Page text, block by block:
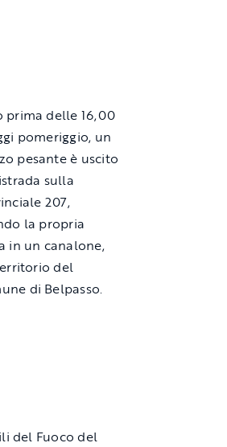
prima delle 16,00
pomeriggio, un
pesante è uscito
sulla
207,
la propria
in un canalone,
del
di Belpasso.
del Fuoco del